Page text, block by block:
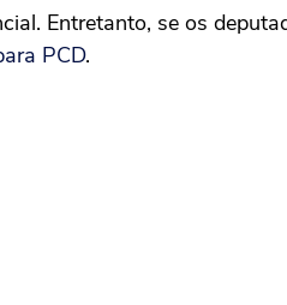
Entretanto, se os
PCD.